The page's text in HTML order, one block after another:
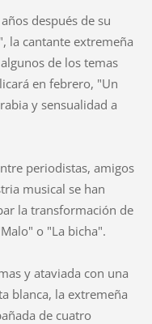
después de su
la cantante extremeña
de los temas
en febrero, "Un
y sensualidad a
periodistas, amigos
musical se han
la transformación de
o "La bicha".
y ataviada con una
blanca, la extremeña
de cuatro